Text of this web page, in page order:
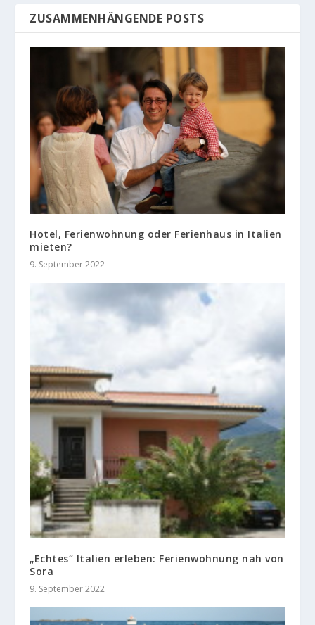
ZUSAMMENHÄNGENDE POSTS
Hotel, Ferienwohnung oder Ferienhaus in Italien
mieten?
9. September 2022
„Echtes“ Italien erleben: Ferienwohnung nah von
Sora
9. September 2022